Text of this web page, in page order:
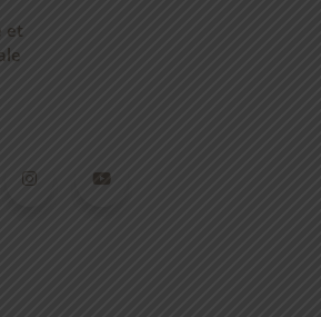
et
InstagramYouTube